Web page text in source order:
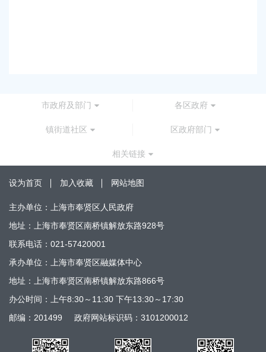
市政府及部门 各区政府
镇街道社区 区政府部门
相关链接
设为首页 加入收藏 网站地图
主办单位：上海市奉贤区人民政府
地址：上海市奉贤区南桥镇解放东路928号
联系电话：021-57420001
承办单位：上海市奉贤区融媒体中心
地址：上海市奉贤区南桥镇解放东路866号
办公时间：上午8:30～11:30 下午13:30～17:30
邮编：201499
政府网站标识码：3101200012